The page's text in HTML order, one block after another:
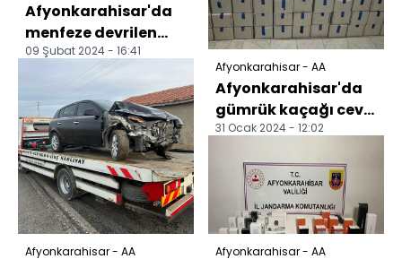
Afyonkarahisar'da
menfeze devrilen
tırın sürücüsü
yaralandı
09 Şubat 2024 - 16:41
Afyonkarahisar - AA
Afyonkarahisar - AA
Afyonkarahisar'da
gümrük kaçağı ceviz
içi ele geçirildi
31 Ocak 2024 - 12:02
Afyonkarahisar - AA